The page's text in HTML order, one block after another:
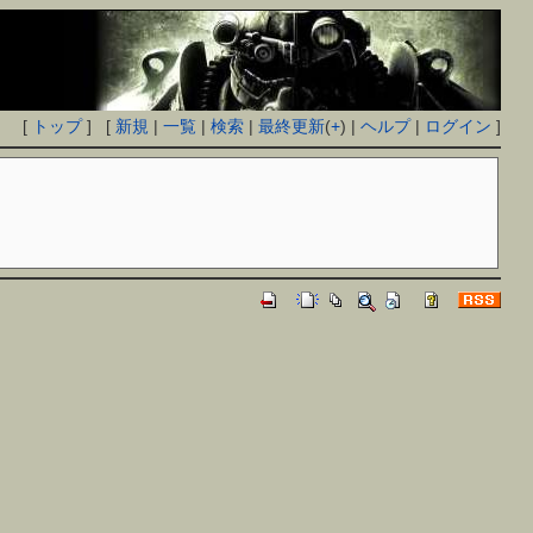
[ トップ] [ 新規 |一覧 |検索 |最終更新(+) |ヘルプ| ログイン ]